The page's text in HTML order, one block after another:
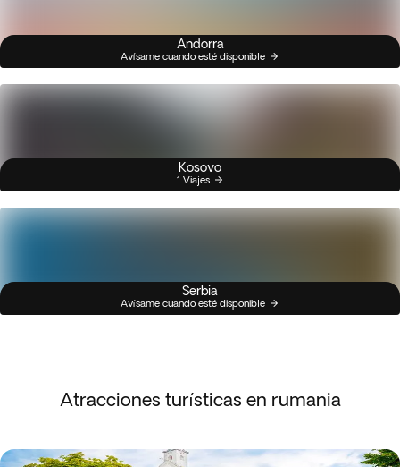
Andorra
Avísame cuando esté disponible
Kosovo
1 Viajes
Serbia
Avísame cuando esté disponible
Atracciones turísticas en rumania